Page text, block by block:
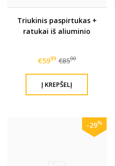
Triukinis paspirtukas +
ratukai iš aliuminio
€5999 €8500
-29%